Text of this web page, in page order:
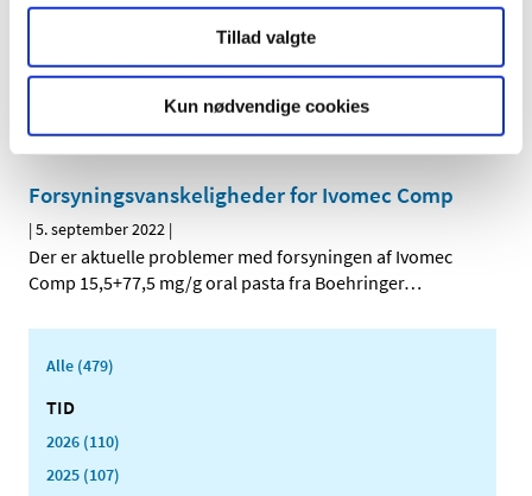
Tillad valgte
Kun nødvendige cookies
Forsyningsvanskeligheder for Purevax RCP
|5. september 2022|
Der er aktuelle problemer med forsyningen af Purevax
RCP FeLV, lyofilisat og solvens til injektionsvæske, opl.…
Forsyningsvanskeligheder for Ivomec Comp
| 5. september 2022 |
Der er aktuelle problemer med forsyningen af Ivomec
Comp 15,5+77,5 mg/g oral pasta fra Boehringer…
Alle (479)
TID
2026 (110)
2025 (107)